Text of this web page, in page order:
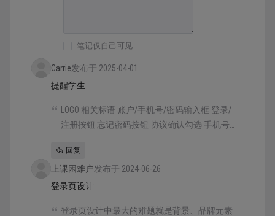
笔记仅自己可见
Carrie发布于 2025-04-01
提醒学生
LOGO 相关标语 账户/手机号/密码输入框 登录/
注册按钮 忘记密码按钮 协议确认勾选 手机号
回复
上课困难户发布于 2024-06-26
登录页设计
登录页设计中最大的难题就是背景、品牌元素